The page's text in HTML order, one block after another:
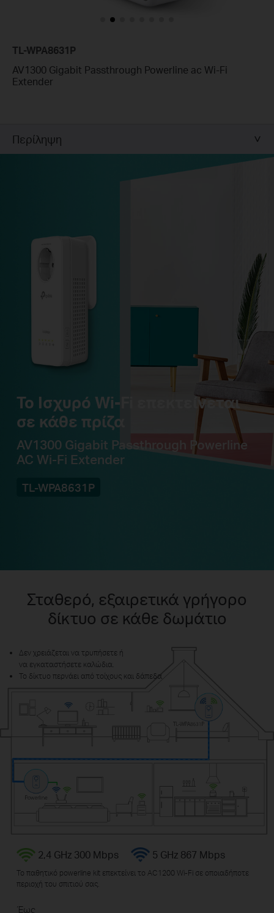
TL-WPA8631P
AV1300 Gigabit Passthrough Powerline ac Wi-Fi
Extender
Περίληψη
Το Ισχυρό Wi-Fi επεκτείνεται
σε κάθε πρίζα
AV1300 Gigabit Passthrough Powerline
AC Wi-Fi Extender
TL-WPA8631P
Σταθερό, εξαιρετικά γρήγορο
δίκτυο σε κάθε δωμάτιο
Δεν χρειάζεται να τρυπήσετε ή
να εγκαταστήσετε καλώδια.
Το δίκτυο περνάει από τοίχους και δάπεδα
2,4 GHz 300 Mbps 5 GHz 867 Mbps
Το παθητικό powerline kit επεκτείνει το AC1200 Wi-Fi σε οποιαδήποτε
περιοχή του σπιτιού σας.
Έως